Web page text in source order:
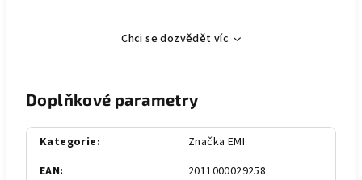
Chci se dozvědět víc
Doplňkové parametry
Kategorie:
Značka EMI
EAN:
2011000029258